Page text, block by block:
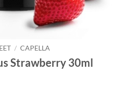
/ CAPELLA
Strawberry 30ml